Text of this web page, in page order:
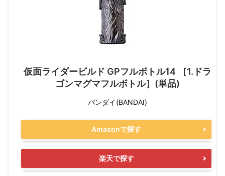
仮面ライダービルド GPフルボトル14 ［1.ドラ
ゴンマグマフルボトル］(単品)
バンダイ(BANDAI)
Amazonで探す
楽天で探す